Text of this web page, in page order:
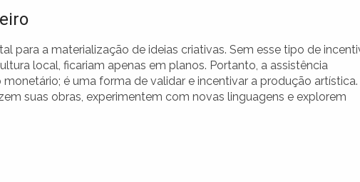
para a materialização de ideias criativas. Sem esse tipo de
local, ficariam apenas em planos. Portanto, a assistência
é uma forma de validar e incentivar a produção artística.
suas obras, experimentem com novas linguagens e explorem